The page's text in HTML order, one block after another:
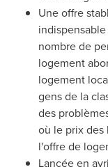
Une offre
nombre de
logement
logement
gens de la
des
où le prix des
l'offre de
Lancée en